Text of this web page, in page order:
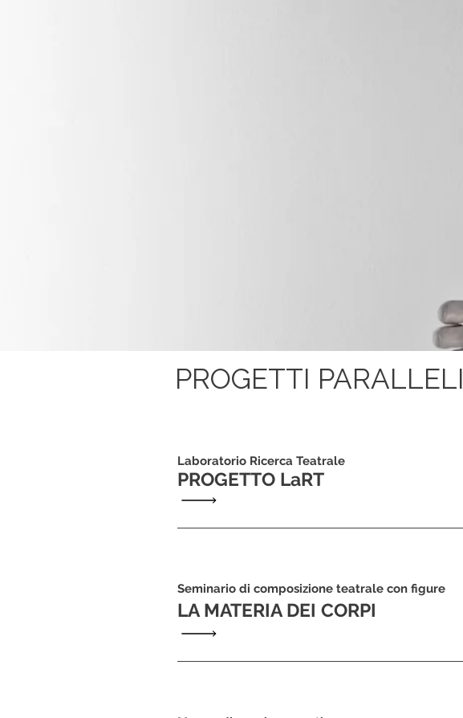
PROGETTI PARALLELI
Laboratorio Ricerca Teatrale
PROGETTO LaRT
Seminario di composizione teatrale con figure
LA MATERIA DEI CORPI